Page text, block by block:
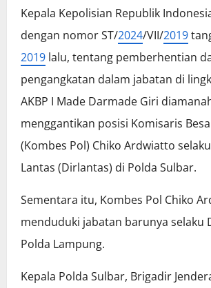
Kepala Kepolisian Republik
dengan nomor ST/2024/VII/2019
2019 lalu, tentang pemberhentian
pengangkatan dalam jabatan di
AKBP I Made Darmade Giri
menggantikan posisi Komisaris
(Kombes Pol) Chiko Ardwiatto
Lantas (Dirlantas) di Polda Sulbar.
Sementara itu, Kombes Pol Chiko
menduduki jabatan barunya selaku
Polda Lampung.
Kepala Polda Sulbar, Brigadir